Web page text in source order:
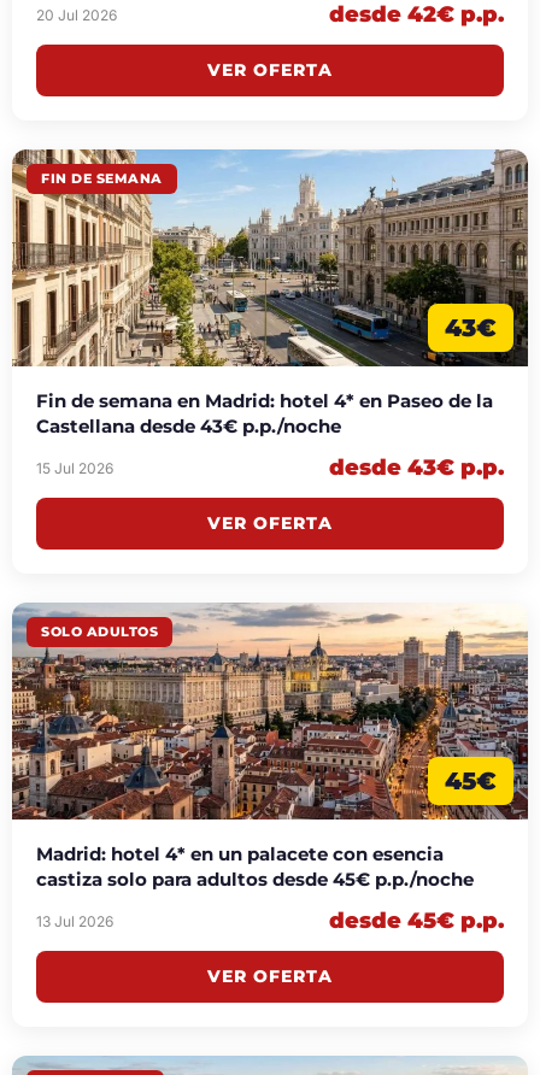
20 Jul 2026 desde 42€ p.p.
VER OFERTA
FIN DE SEMANA
43€
Fin de semana en Madrid: hotel 4* en Paseo de la
Castellana desde 43€ p.p./noche
15 Jul 2026 desde 43€ p.p.
VER OFERTA
SOLO ADULTOS
45€
Madrid: hotel 4* en un palacete con esencia
castiza solo para adultos desde 45€ p.p./noche
13 Jul 2026 desde 45€ p.p.
VER OFERTA